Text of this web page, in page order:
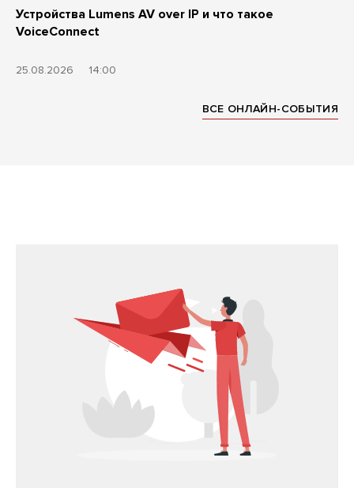
Устройства Lumens AV over IP и что такое
VoiceConnect
25.08.2026 14:00
ВСЕ ОНЛАЙН-СОБЫТИЯ